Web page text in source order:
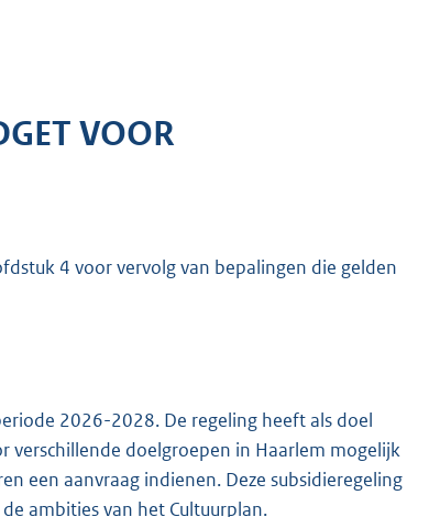
VOOR
4 voor vervolg van bepalingen die gelden
2026-2028. De regeling heeft als doel
verschillende doelgroepen in Haarlem mogelijk
een aanvraag indienen. Deze subsidieregeling
ambities van het Cultuurplan.